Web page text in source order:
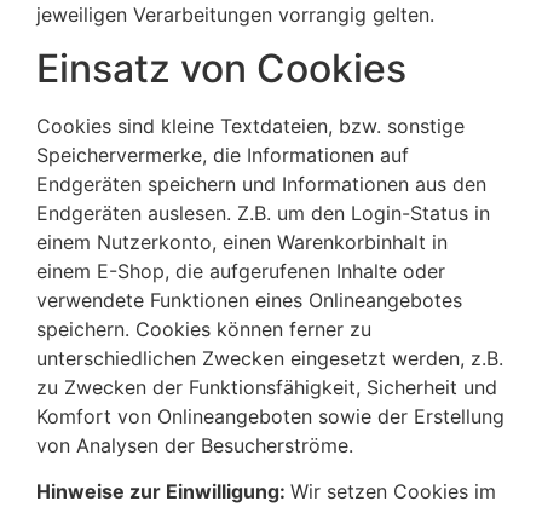
jeweiligen Verarbeitungen vorrangig gelten.
Einsatz von Cookies
Cookies sind kleine Textdateien, bzw. sonstige
Speichervermerke, die Informationen auf
Endgeräten speichern und Informationen aus den
Endgeräten auslesen. Z.B. um den Login-Status in
einem Nutzerkonto, einen Warenkorbinhalt in
einem E-Shop, die aufgerufenen Inhalte oder
verwendete Funktionen eines Onlineangebotes
speichern. Cookies können ferner zu
unterschiedlichen Zwecken eingesetzt werden, z.B.
zu Zwecken der Funktionsfähigkeit, Sicherheit und
Komfort von Onlineangeboten sowie der Erstellung
von Analysen der Besucherströme.
Hinweise zur Einwilligung: Wir setzen Cookies im